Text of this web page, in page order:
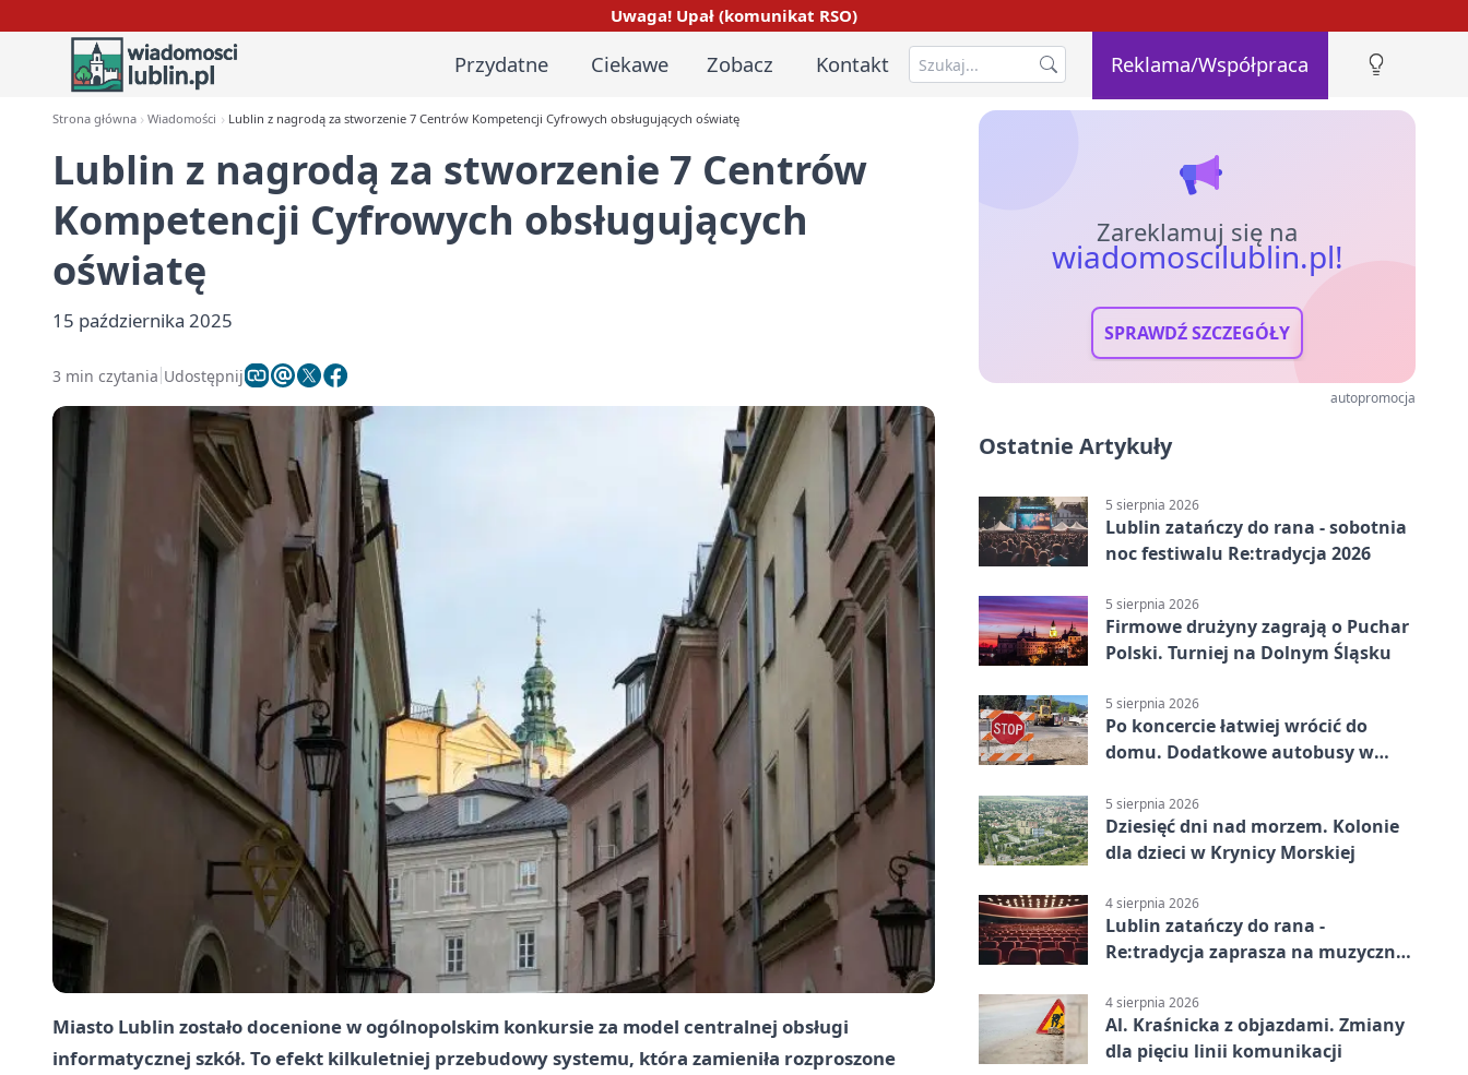
Uwaga! Upał (komunikat RSO)
Przydatne Ciekawe Zobacz Kontakt Reklama/Współpraca
Strona główna Wiadomości Lublin z nagrodą za stworzenie 7 Centrów Kompetencji Cyfrowych obsługujących oświatę
Lublin z nagrodą za stworzenie 7 Centrów
Kompetencji Cyfrowych obsługujących
oświatę
15 października 2025
3 min czytania Udostępnij
Miasto Lublin zostało docenione w ogólnopolskim konkursie za model centralnej obsługi
informatycznej szkół. To efekt kilkuletniej przebudowy systemu, która zamieniła rozproszone
Zareklamuj się na
wiadomoscilublin.pl!
SPRAWDŹ SZCZEGÓŁY
autopromocja
Ostatnie Artykuły
5 sierpnia 2026
Lublin zatańczy do rana - sobotnia
noc festiwalu Re:tradycja 2026
5 sierpnia 2026
Firmowe drużyny zagrają o Puchar
Polski. Turniej na Dolnym Śląsku
5 sierpnia 2026
Po koncercie łatwiej wrócić do
domu. Dodatkowe autobusy w
5 sierpnia 2026
Dziesięć dni nad morzem. Kolonie
dla dzieci w Krynicy Morskiej
4 sierpnia 2026
Lublin zatańczy do rana -
Re:tradycja zaprasza na muzyczną
4 sierpnia 2026
Al. Kraśnicka z objazdami. Zmiany
dla pięciu linii komunikacji